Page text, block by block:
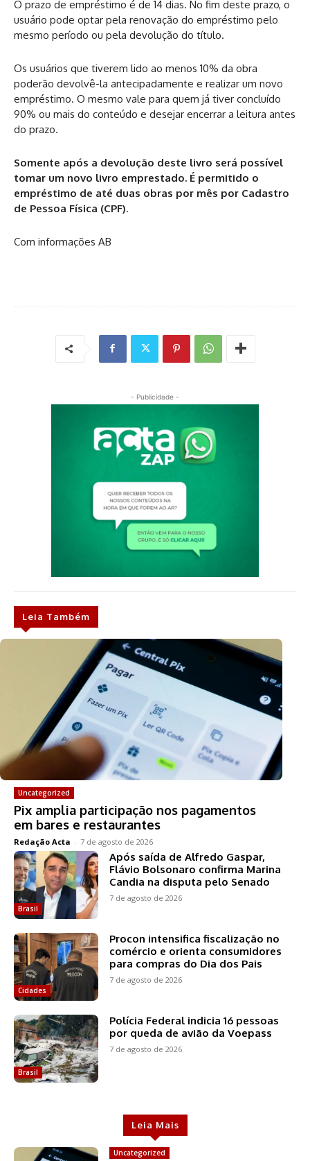
O prazo de empréstimo é de 14 dias. No fim deste prazo, o
usuário pode optar pela renovação do empréstimo pelo
mesmo período ou pela devolução do título.
Os usuários que tiverem lido ao menos 10% da obra
poderão devolvê-la antecipadamente e realizar um novo
empréstimo. O mesmo vale para quem já tiver concluído
90% ou mais do conteúdo e desejar encerrar a leitura antes
do prazo.
Somente após a devolução deste livro será possível
tomar um novo livro emprestado. É permitido o
empréstimo de até duas obras por mês por Cadastro
de Pessoa Física (CPF).
Com informações AB
- Publicidade -
Leia Também
Uncategorized
Pix amplia participação nos pagamentos
em bares e restaurantes
Redação Acta - 7 de agosto de 2026
Brasil
Após saída de Alfredo Gaspar,
Flávio Bolsonaro confirma Marina
Candia na disputa pelo Senado
7 de agosto de 2026
Cidades
Procon intensifica fiscalização no
comércio e orienta consumidores
para compras do Dia dos Pais
7 de agosto de 2026
Brasil
Polícia Federal indicia 16 pessoas
por queda de avião da Voepass
7 de agosto de 2026
Leia Mais
Uncategorized